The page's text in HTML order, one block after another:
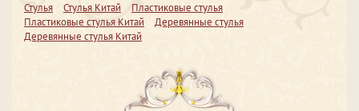
Стулья Стулья Китай
Пластиковые стулья
Пластиковые стулья Китай
Деревянные стулья
Деревянные стулья Китай